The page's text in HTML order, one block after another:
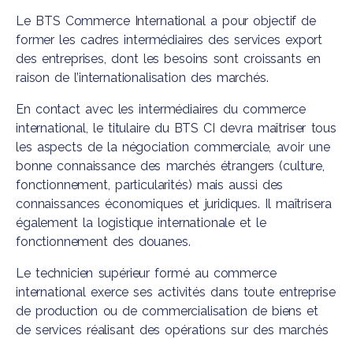
Le BTS Commerce International a pour objectif de
former les cadres intermédiaires des services export
des entreprises, dont les besoins sont croissants en
raison de l’internationalisation des marchés.
En contact avec les intermédiaires du commerce
international, le titulaire du BTS CI devra maîtriser tous
les aspects de la négociation commerciale, avoir une
bonne connaissance des marchés étrangers (culture,
fonctionnement, particularités) mais aussi des
connaissances économiques et juridiques. Il maîtrisera
également la logistique internationale et le
fonctionnement des douanes.
Le technicien supérieur formé au commerce
international exerce ses activités dans toute entreprise
de production ou de commercialisation de biens et
de services réalisant des opérations sur des marchés